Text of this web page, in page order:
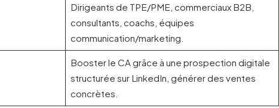
Dirigeants de TPE/PME, commerciaux B2B,
consultants, coachs, équipes
communication/marketing.
Booster le CA grâce à une prospection digitale
structurée sur LinkedIn, générer des ventes
concrètes.